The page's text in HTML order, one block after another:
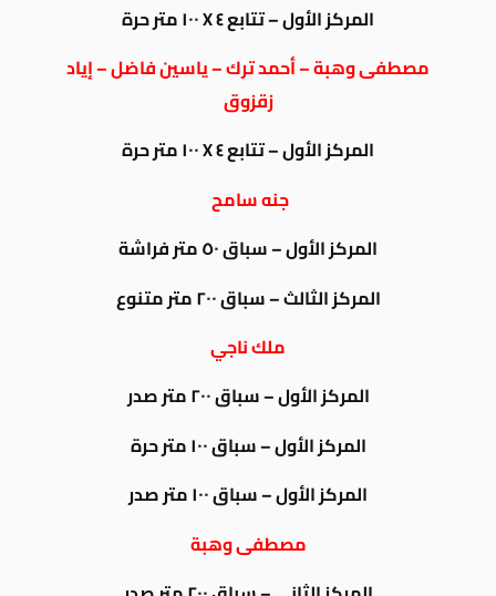
المركز الأول – تتابع ٤ X ١٠٠ متر حرة
مصطفى وهبة – أحمد ترك – ياسين فاضل – إياد
زقزوق
المركز الأول – تتابع ٤ X ١٠٠ متر حرة
جنه سامح
المركز الأول – سباق ٥٠ متر فراشة
المركز الثالث – سباق ٢٠٠ متر متنوع
ملك ناجي
المركز الأول – سباق ٢٠٠ متر صدر
المركز الأول – سباق ١٠٠ متر حرة
المركز الأول – سباق ١٠٠ متر صدر
مصطفى وهبة